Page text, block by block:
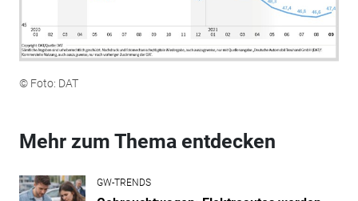
© Foto: DAT
Mehr zum Thema entdecken
GW-TRENDS